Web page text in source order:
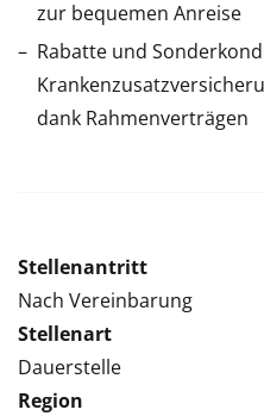
zur bequemen Anreise
Rabatte und
dank Rahmenverträgen
Stellenantritt
Nach Vereinbarung
Stellenart
Dauerstelle
Region